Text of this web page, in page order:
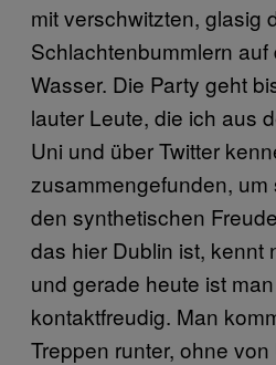
mit verschwitzten, glasig
Schlachtenbummlern
Wasser. Die Party geht
lauter Leute, die ich aus
Uni und über Twitter
zusammengefunden,
den synthetischen
das hier Dublin ist, kennt
und gerade heute ist
kontaktfreudig. Man
Treppen runter, ohne